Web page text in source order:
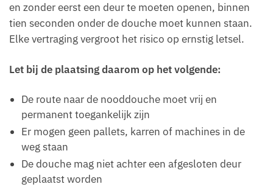
en zonder eerst een deur te moeten openen, binnen
tien seconden onder de douche moet kunnen staan.
Elke vertraging vergroot het risico op ernstig letsel.
Let bij de plaatsing daarom op het volgende:
De route naar de nooddouche moet vrij en
permanent toegankelijk zijn
Er mogen geen pallets, karren of machines in de
weg staan
De douche mag niet achter een afgesloten deur
geplaatst worden